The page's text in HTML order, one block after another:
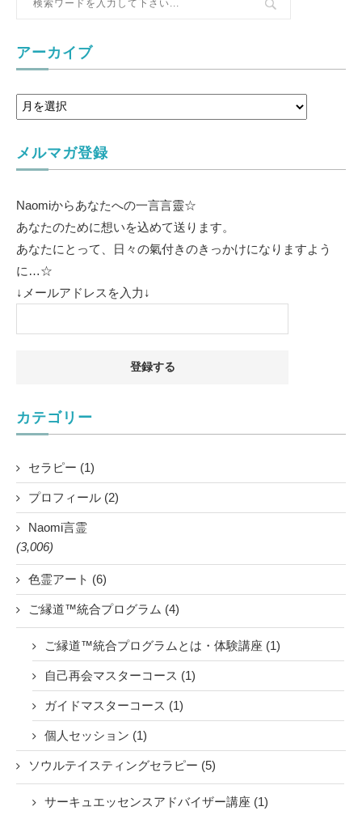
アーカイブ
メルマガ登録
Naomiからあなたへの一言言靈☆
あなたのために想いを込めて送ります。
あなたにとって、日々の氣付きのきっかけになりますよう
に…☆
↓メールアドレスを入力↓
カテゴリー
セラピー (1)
プロフィール (2)
Naomi言霊
(3,006)
色霊アート (6)
ご縁道™統合プログラム (4)
ご縁道™統合プログラムとは・体験講座 (1)
自己再会マスターコース (1)
ガイドマスターコース (1)
個人セッション (1)
ソウルテイスティングセラピー (5)
サーキュエッセンスアドバイザー講座 (1)